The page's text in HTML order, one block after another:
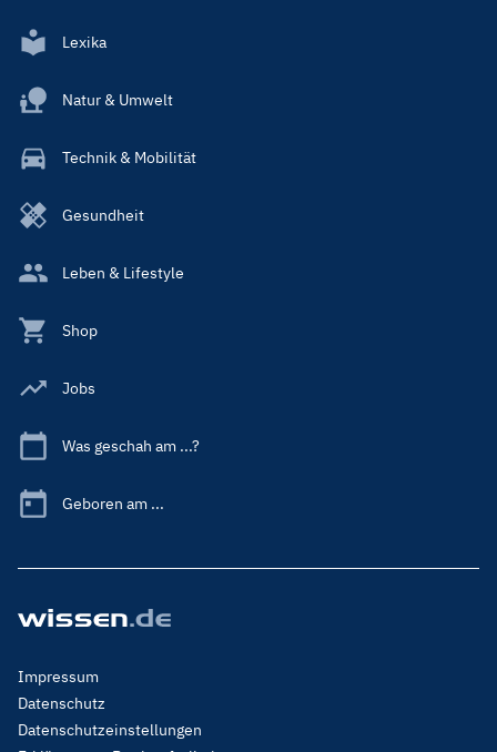
Lexika
Natur & Umwelt
Technik & Mobilität
Gesundheit
Leben & Lifestyle
Shop
Jobs
Was geschah am ...?
Geboren am ...
Footer
Menu
Legal
Impressum
Datenschutz
Datenschutzeinstellungen